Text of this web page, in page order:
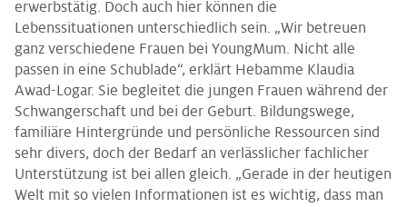
erwerbstätig. Doch auch hier können die
Lebenssituationen unterschiedlich sein. „Wir betreuen
ganz verschiedene Frauen bei YoungMum. Nicht alle
passen in eine Schublade“, erklärt Hebamme Klaudia
Awad-Logar. Sie begleitet die jungen Frauen während der
Schwangerschaft und bei der Geburt. Bildungswege,
familiäre Hintergründe und persönliche Ressourcen sind
sehr divers, doch der Bedarf an verlässlicher fachlicher
Unterstützung ist bei allen gleich. „Gerade in der heutigen
Welt mit so vielen Informationen ist es wichtig, dass man